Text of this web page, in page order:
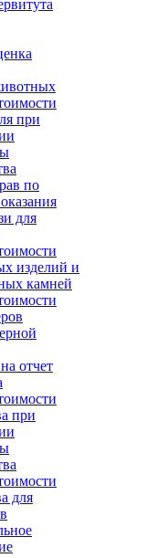
при
по
для
изделий и
камней
отчет
при
для